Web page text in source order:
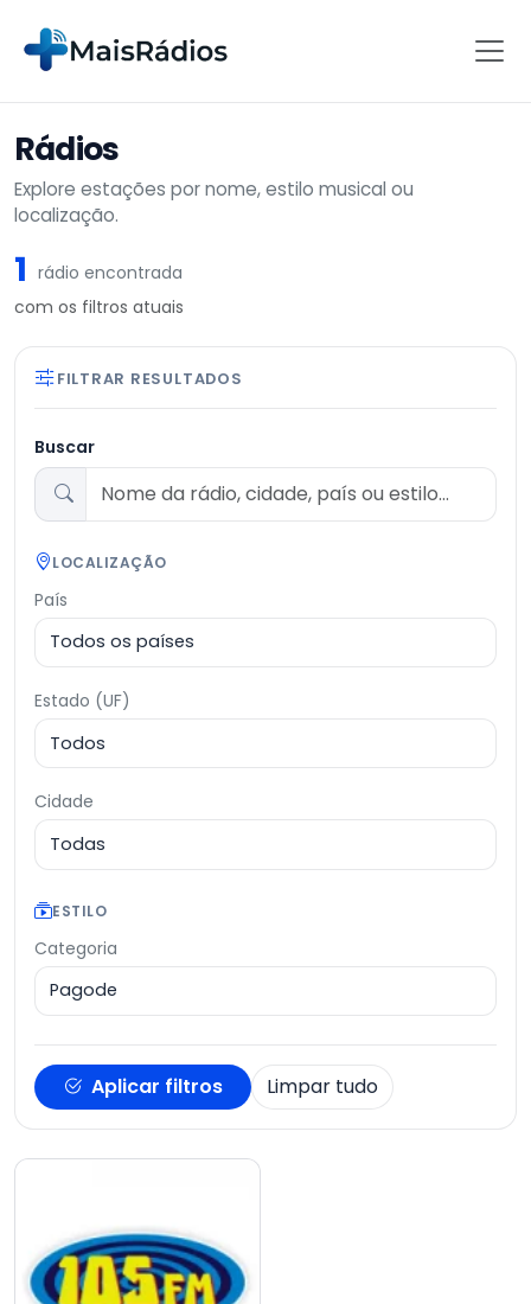
Rádios
Explore estações por nome, estilo musical ou
localização.
1 rádio encontrada
com os filtros atuais
FILTRAR RESULTADOS
Buscar
LOCALIZAÇÃO
País
Estado (UF)
Cidade
ESTILO
Categoria
Aplicar filtros Limpar tudo